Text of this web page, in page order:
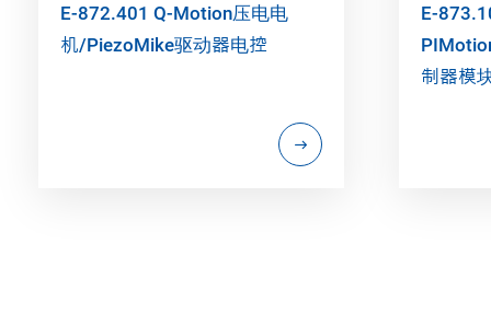
E-872.401 Q-Motion压电电
机/PiezoMike驱动器电控
E-
制器模